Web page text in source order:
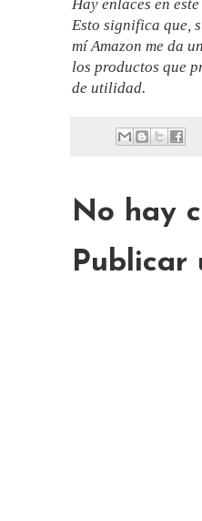
Hay enlaces en
Esto significa que,
mí Amazon me da
los productos que
de utilidad.
No hay
Publicar